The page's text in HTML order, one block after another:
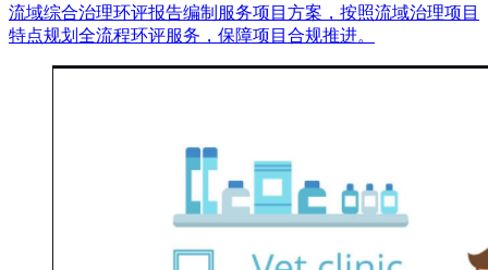
流域综合治理环评报告编制服务项目方案，按照流域治理项目
特点规划全流程环评服务，保障项目合规推进。